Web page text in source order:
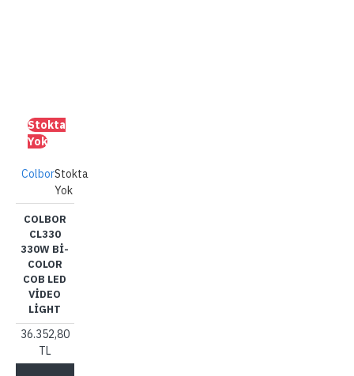
Stokta
Yok
ColborStokta
Yok
COLBOR
CL330
330W BI-
COLOR
COB LED
VIDEO
LIGHT
36.352,80
TL